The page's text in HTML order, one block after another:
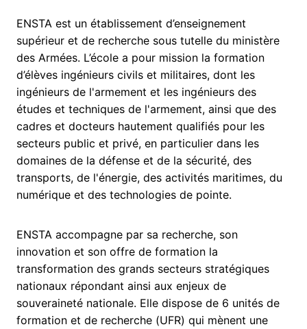
ENSTA est un établissement d’enseignement
supérieur et de recherche sous tutelle du ministère
des Armées. L’école a pour mission la formation
d’élèves ingénieurs civils et militaires, dont les
ingénieurs de l'armement et les ingénieurs des
études et techniques de l'armement, ainsi que des
cadres et docteurs hautement qualifiés pour les
secteurs public et privé, en particulier dans les
domaines de la défense et de la sécurité, des
transports, de l'énergie, des activités maritimes, du
numérique et des technologies de pointe.
ENSTA accompagne par sa recherche, son
innovation et son offre de formation la
transformation des grands secteurs stratégiques
nationaux répondant ainsi aux enjeux de
souveraineté nationale. Elle dispose de 6 unités de
formation et de recherche (UFR) qui mènent une